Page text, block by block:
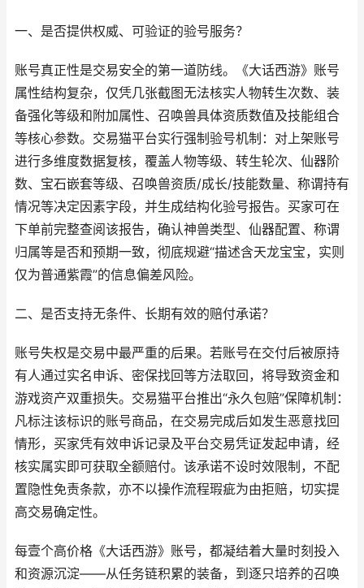
一、是否提供权威、可验证的验号服务？
账号真正性是交易安全的第一道防线。《大话西游》账号
属性结构复杂，仅凭几张截图无法核实人物转生次数、装
备强化等级和附加属性、召唤兽具体资质数值及技能组合
等核心参数。交易猫平台实行强制验号机制：对上架账号
进行多维度数据复核，覆盖人物等级、转生轮次、仙器阶
数、宝石嵌套等级、召唤兽资质/成长/技能数量、称谓持有
情况等决定因素字段，并生成结构化验号报告。买家可在
下单前完整查阅该报告，确认神兽类型、仙器配置、称谓
归属等是否和预期一致，彻底规避“描述含天龙宝宝，实则
仅为普通紫霞”的信息偏差风险。
二、是否支持无条件、长期有效的赔付承诺？
账号失权是交易中最严重的后果。若账号在交付后被原持
有人通过实名申诉、密保找回等方法取回，将导致资金和
游戏资产双重损失。交易猫平台推出“永久包赔”保障机制：
凡标注该标识的账号商品，在交易完成后如发生恶意找回
情形，买家凭有效申诉记录及平台交易凭证发起申请，经
核实属实即可获取全额赔付。该承诺不设时效限制，不配
置隐性免责条款，亦不以操作流程瑕疵为由拒赔，切实提
高交易确定性。
每壹个高价格《大话西游》账号，都凝结着大量时刻投入
和资源沉淀——从任务链积累的装备，到逐只培养的召唤